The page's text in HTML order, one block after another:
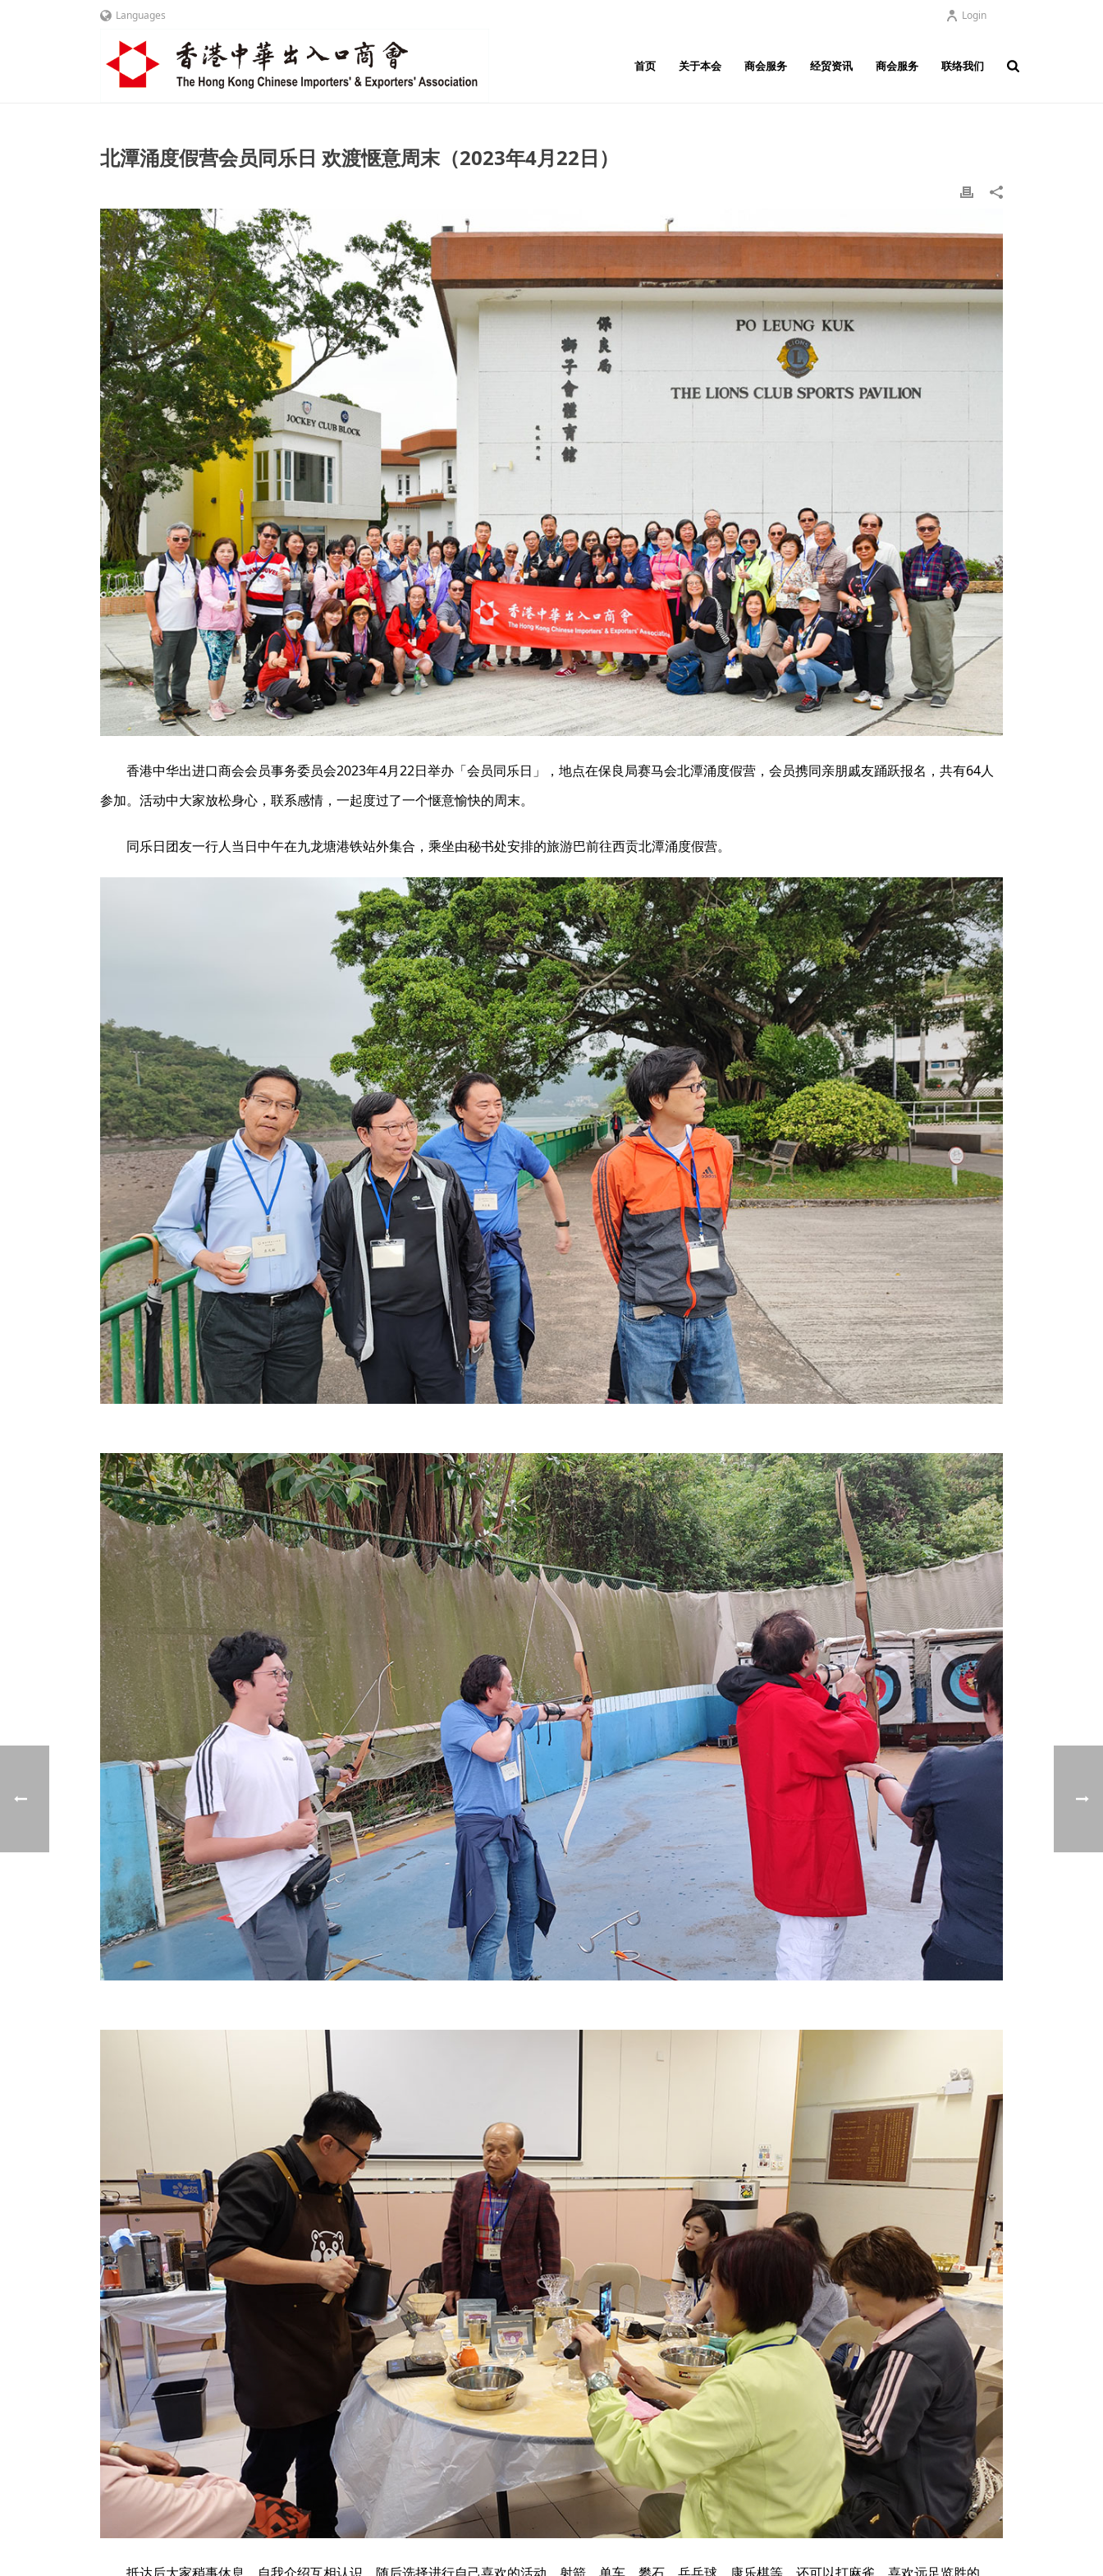
Languages Login
首页 关于本会 商会服务 经贸资讯 商会服务 联络我们
北潭涌度假营会员同乐日 欢渡惬意周末（2023年4月22日）
香港中华出进口商会会员事务委员会2023年4月22日举办「会员同乐日」，地点在保良局赛马会北潭涌度假营，会员携同亲朋戚友踊跃报名，共有64人
参加。活动中大家放松身心，联系感情，一起度过了一个惬意愉快的周末。
同乐日团友一行人当日中午在九龙塘港铁站外集合，乘坐由秘书处安排的旅游巴前往西贡北潭涌度假营。